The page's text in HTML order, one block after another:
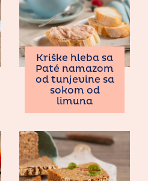
Kriške hleba sa
Paté namazom
od tunjevine sa
sokom od
limuna